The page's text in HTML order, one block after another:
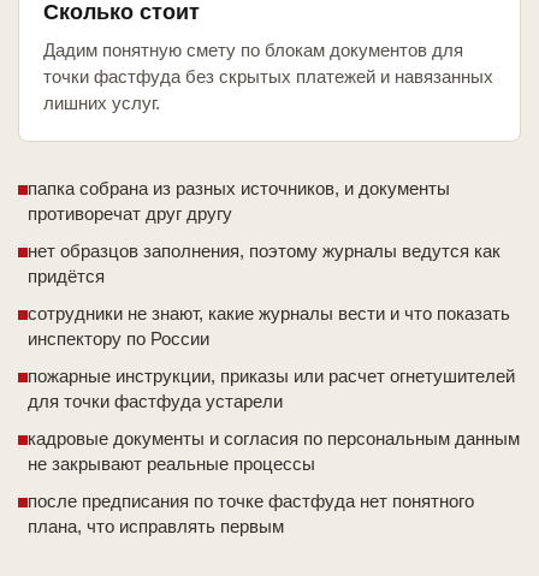
Сколько стоит
Дадим понятную смету по блокам документов для
точки фастфуда без скрытых платежей и навязанных
лишних услуг.
папка собрана из разных источников, и документы
противоречат друг другу
нет образцов заполнения, поэтому журналы ведутся как
придётся
сотрудники не знают, какие журналы вести и что показать
инспектору по России
пожарные инструкции, приказы или расчет огнетушителей
для точки фастфуда устарели
кадровые документы и согласия по персональным данным
не закрывают реальные процессы
после предписания по точке фастфуда нет понятного
плана, что исправлять первым